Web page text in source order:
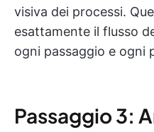
visiva dei processi.
esattamente il flusso
ogni passaggio e ogni
Passaggio 3: